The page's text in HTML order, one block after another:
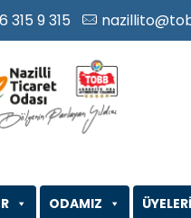
315 9 315
ODAMIZ